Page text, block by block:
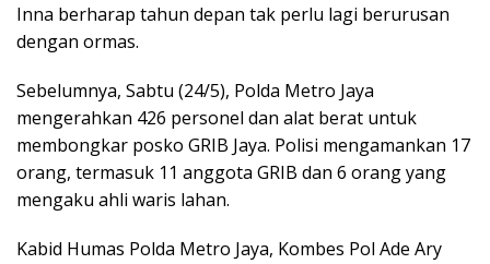
Inna berharap tahun depan tak perlu lagi berurusan
dengan ormas.
Sebelumnya, Sabtu (24/5), Polda Metro Jaya
mengerahkan 426 personel dan alat berat untuk
membongkar posko GRIB Jaya. Polisi mengamankan 17
orang, termasuk 11 anggota GRIB dan 6 orang yang
mengaku ahli waris lahan.
Kabid Humas Polda Metro Jaya, Kombes Pol Ade Ary